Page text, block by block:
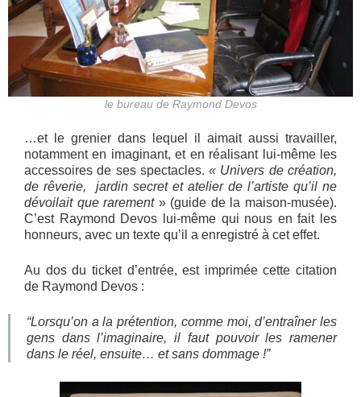
le bureau de Raymond Devos
…et le grenier dans lequel il aimait aussi travailler,
notamment en imaginant, et en réalisant lui-même les
accessoires de ses spectacles.« Univers de création,
de rêverie, jardin secret et atelier de l’artiste qu’il ne
dévoilait que rarement » (guide de la maison-musée).
C’est Raymond Devos lui-même qui nous en fait les
honneurs, avec un texte qu’il a enregistré à cet effet.
Au dos du ticket d’entrée, est imprimée cette citation
de Raymond Devos :
“Lorsqu’on a la prétention, comme moi, d’entraîner les
gens dans l’imaginaire, il faut pouvoir les ramener
dans le réel, ensuite… et sans dommage !”